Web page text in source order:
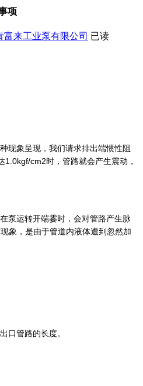
项
富来工业泵有限公司 已读
现象呈现，我们请求排出端惯性阻
1.0kgf/cm2时，管路就会产生震动，
泵运转开端霎时，会对管路产生脉
象，是由于管道内液体遭到忽然加
口管路的长度。